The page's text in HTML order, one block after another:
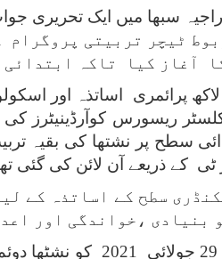
سبھا میں ایک تحریری
نے 21 اگست، 2019 کو ایک مربوط
آغاز کیا تاکہ
اس مربوط ٹیچر تربیتی پروگرام کا مقصد
ابتدائی سطح پر نشتھا کی
کے ذریعے آن لائن کی گئی
سیکنڈری سطح کے اساتذہ
بنیادی ،خواندگی اور
سیکنڈری/سینئر